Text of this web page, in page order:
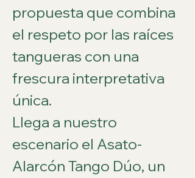
propuesta que combina
el respeto por las raíces
tangueras con una
frescura interpretativa
única.
Llega a nuestro
escenario el Asato-
Alarcón Tango Dúo, un